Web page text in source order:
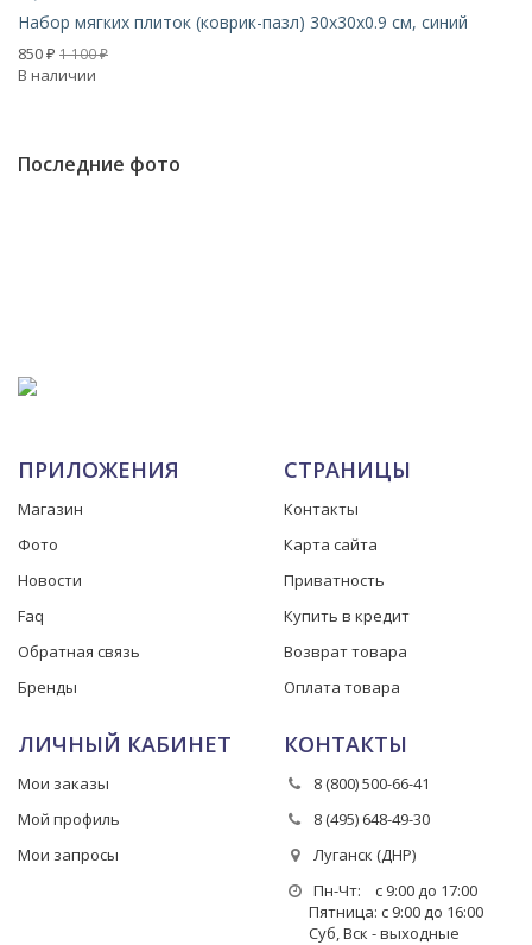
Набор мягких плиток (коврик-пазл) 30х30x0.9 см, синий
850 ₽ 1 100₽
В наличии
Последние фото
ПРИЛОЖЕНИЯ
Магазин
Фото
Новости
Faq
Обратная связь
Бренды
СТРАНИЦЫ
Контакты
Карта сайта
Приватность
Купить в кредит
Возврат товара
Оплата товара
ЛИЧНЫЙ КАБИНЕТ
Мои заказы
Мой профиль
Мои запросы
КОНТАКТЫ
8 (800) 500-66-41
8 (495) 648-49-30
Луганск (ДНР)
Пн-Чт: с 9:00 до 17:00
Пятница: с 9:00 до 16:00
Суб, Вск - выходные